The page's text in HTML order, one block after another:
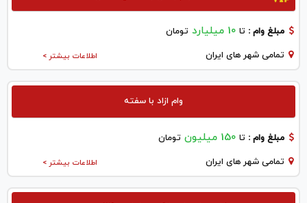
مبلغ وام : تا 10 میلیارد تومان
اطلاعات بیشتر > تمامی شهر های ایران
وام ازاد با سفته
مبلغ وام : تا 150 میلیون تومان
اطلاعات بیشتر > تمامی شهر های ایران